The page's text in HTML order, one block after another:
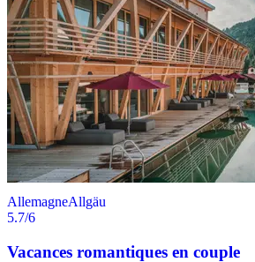
AllemagneAllgäu
5.7/6
Vacances romantiques en couple